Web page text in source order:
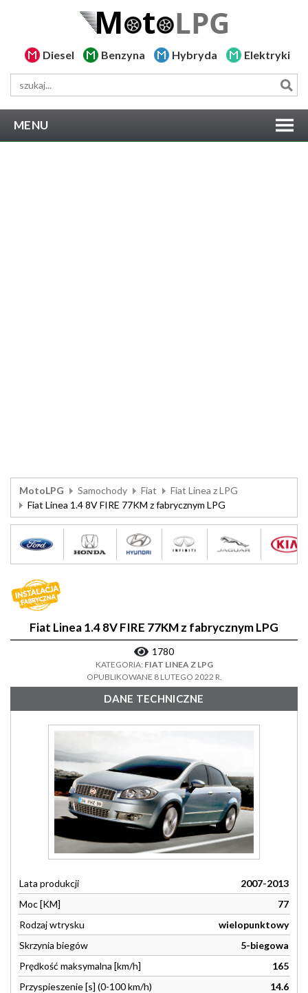
Diesel Benzyna Hybryda Elektryki
MENU
MotoLPG Samochody Fiat
Fiat Linea z LPG
Fiat Linea 1.4 8V FIRE 77KM z fabrycznym LPG
Fiat Linea 1.4 8V FIRE 77KM z fabrycznym LPG
1780
KATEGORIA: FIAT LINEA Z LPG
OPUBLIKOWANE 8 LUTEGO 2022 R.
DANE TECHNICZNE
Lata produkcji
2007-2013
Moc [KM]
77
Rodzaj wtrysku
wielopunktowy
Skrzynia biegów
5-biegowa
Prędkość maksymalna [km/h]
165
Przyspieszenie [s] (0-100 km/h)
14.6